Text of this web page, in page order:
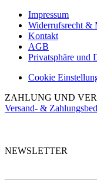
Impressum
Widerrufsrecht &
Kontakt
AGB
Privatsphäre und
Cookie
ZAHLUNG UND
Versand- &
NEWSLETTER